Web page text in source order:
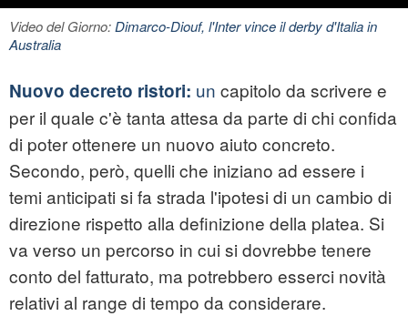
Video del Giorno:Dimarco-Diouf, l'Inter vince il derby d'Italia in
Australia
Nuovo decreto ristori: un capitolo da scrivere e
per il quale c'è tanta attesa da parte di chi confida
di poter ottenere un nuovo aiuto concreto.
Secondo, però, quelli che iniziano ad essere i
temi anticipati si fa strada l'ipotesi di un cambio di
direzione rispetto alla definizione della platea. Si
va verso un percorso in cui si dovrebbe tenere
conto del fatturato, ma potrebbero esserci novità
relativi al range di tempo da considerare.